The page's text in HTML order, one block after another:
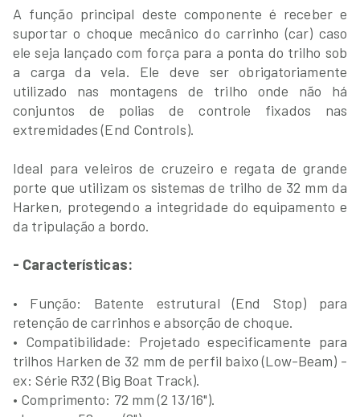
A função principal deste componente é receber e
suportar o choque mecânico do carrinho (car) caso
ele seja lançado com força para a ponta do trilho sob
a carga da vela. Ele deve ser obrigatoriamente
utilizado nas montagens de trilho onde não há
conjuntos de polias de controle fixados nas
extremidades (End Controls).
Ideal para veleiros de cruzeiro e regata de grande
porte que utilizam os sistemas de trilho de 32 mm da
Harken, protegendo a integridade do equipamento e
da tripulação a bordo.
- Características:
• Função: Batente estrutural (End Stop) para
retenção de carrinhos e absorção de choque.
• Compatibilidade: Projetado especificamente para
trilhos Harken de 32 mm de perfil baixo (Low-Beam) -
ex: Série R32 (Big Boat Track).
• Comprimento: 72 mm (2 13/16").